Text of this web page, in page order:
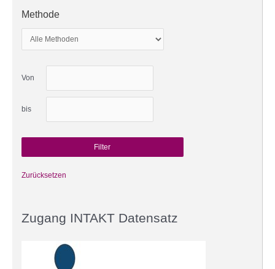
Methode
Von
bis
Zurücksetzen
Zugang INTAKT Datensatz